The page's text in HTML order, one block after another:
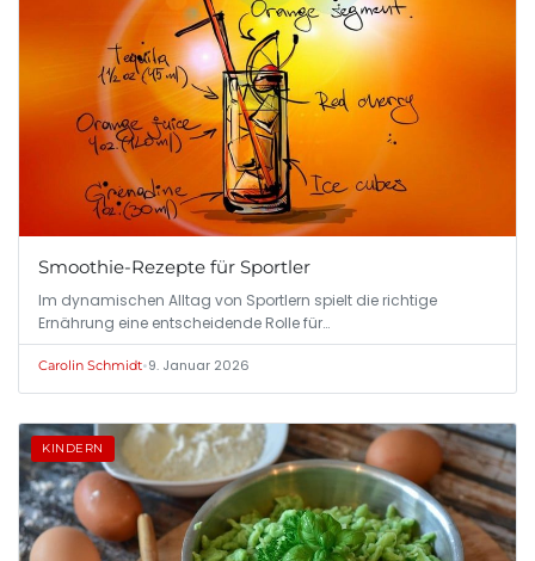
Smoothie-Rezepte für Sportler
Im dynamischen Alltag von Sportlern spielt die richtige
Ernährung eine entscheidende Rolle für…
Carolin Schmidt•9. Januar 2026
KINDERN